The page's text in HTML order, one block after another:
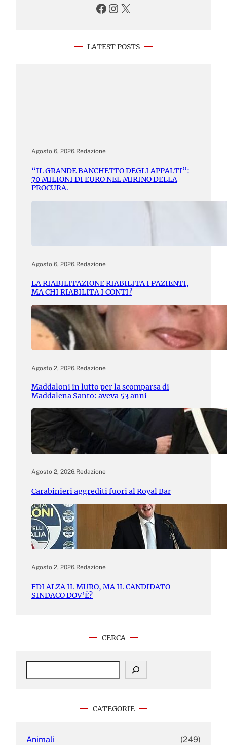
Facebook Instagram X
LATEST POSTS
Agosto 6, 2026.Redazione
“IL GRANDE BANCHETTO DEGLI APPALTI”:
70 MILIONI DI EURO NEL MIRINO DELLA
PROCURA.
Agosto 6, 2026.Redazione
LA RIABILITAZIONE RIABILITA I PAZIENTI,
MA CHI RIABILITA I CONTI?
Agosto 2, 2026.Redazione
Maddaloni in lutto per la scomparsa di
Maddalena Santo: aveva 53 anni
Agosto 2, 2026.Redazione
Carabinieri aggrediti fuori al Royal Bar
Agosto 2, 2026.Redazione
FDI ALZA IL MURO, MA IL CANDIDATO
SINDACO DOV’È?
CERCA
S
CATEGORIE
Animali (249)